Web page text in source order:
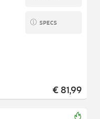
SPECS
€ 81,99